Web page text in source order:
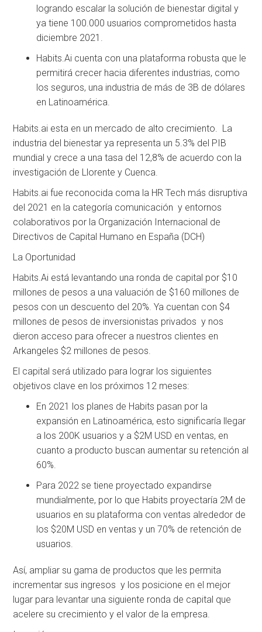
logrando escalar la solución de bienestar digital y
ya tiene 100.000 usuarios comprometidos hasta
diciembre 2021.
Habits.Ai cuenta con una plataforma robusta que le
permitirá crecer hacia diferentes industrias, como
los seguros, una industria de más de 3B de dólares
en Latinoamérica.
Habits.ai esta en un mercado de alto crecimiento. La
industria del bienestar ya representa un 5.3% del PIB
mundial y crece a una tasa del 12,8% de acuerdo con la
investigación de Llorente y Cuenca.
Habits.ai fue reconocida coma la HR Tech más disruptiva
del 2021 en la categoría comunicación y entornos
colaborativos por la Organización Internacional de
Directivos de Capital Humano en España (DCH)
La Oportunidad
Habits.Ai está levantando una ronda de capital por $10
millones de pesos a una valuación de $160 millones de
pesos con un descuento del 20%. Ya cuentan con $4
millones de pesos de inversionistas privados y nos
dieron acceso para ofrecer a nuestros clientes en
Arkangeles $2 millones de pesos.
El capital será utilizado para lograr los siguientes
objetivos clave en los próximos 12 meses:
En 2021 los planes de Habits pasan por la
expansión en Latinoamérica, esto significaría llegar
a los 200K usuarios y a $2M USD en ventas, en
cuanto a producto buscan aumentar su retención al
60%.
Para 2022 se tiene proyectado expandirse
mundialmente, por lo que Habits proyectaría 2M de
usuarios en su plataforma con ventas alrededor de
los $20M USD en ventas y un 70% de retención de
usuarios.
Así, ampliar su gama de productos que les permita
incrementar sus ingresos y los posicione en el mejor
lugar para levantar una siguiente ronda de capital que
acelere su crecimiento y el valor de la empresa.